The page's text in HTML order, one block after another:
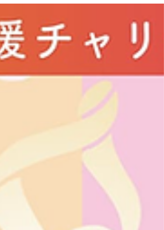
団体は、重い病気や障がいを持つ子どもた
とその家族が、安心して楽しく過ごせる場
を提供するために東海地方で活動してるん
だ。 まず、 活動理念...